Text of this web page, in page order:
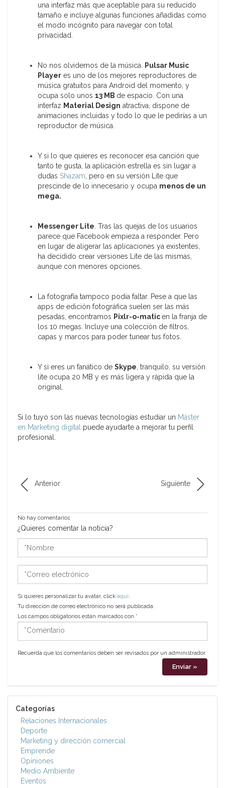
una interfaz más que aceptable para su reducido
tamaño e incluye algunas funciones añadidas como
el modo incógnito para navegar con total
privacidad.
No nos olvidemos de la música. Pulsar Music
Player es uno de los mejores reproductores de
música gratuitos para Android del momento, y
ocupa solo unos 13 MB de espacio. Con una
interfaz Material Design atractiva, dispone de
animaciones incluidas y todo lo que le pedirías a un
reproductor de música.
Y si lo que quieres es reconocer esa canción que
tanto te gusta, la aplicación estrella es sin lugar a
dudas Shazam, pero en su versión Lite que
prescinde de lo innecesario y ocupa menos de un
mega.
Messenger Lite. Tras las quejas de los usuarios
parece que Facebook empieza a responder. Pero
en lugar de aligerar las aplicaciones ya existentes,
ha decidido crear versiones Lite de las mismas,
aunque con menores opciones.
La fotografía tampoco podía faltar. Pese a que las
apps de edición fotográfica suelen ser las más
pesadas, encontramos Pixlr-o-maticen la franja de
los 10 megas. Incluye una colección de filtros,
capas y marcos para poder tunear tus fotos.
Y si eres un fanático de Skype, tranquilo, su versión
lite ocupa 20 MB y es más ligera y rápida que la
original.
Si lo tuyo son las nuevas tecnologías estudiar un Máster
en Marketing digital puede ayudarte a mejorar tu perfil
profesional.
Anterior Siguiente
No hay comentarios
¿Quieres comentar la noticia?
*Nombre
*Correo
electrónico
Si quieres personalizar tu avatar, click aquí.
Tu dirección de correo electrónico no será publicada.
Los campos obligatorios están marcados con *
*Comentario
Recuerda que los comentarios deben ser revisados por un administrador.
Categorías
Relaciones Internacionales
Deporte
Marketing y dirección comercial
Emprende
Opiniones
Medio Ambiente
Eventos